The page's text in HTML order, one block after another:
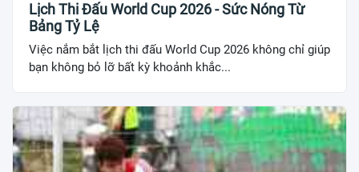
Lịch Thi Đấu World Cup 2026 - Sức Nóng Từ
Bảng Tỷ Lệ
Việc nắm bắt lịch thi đấu World Cup 2026 không chỉ giúp
bạn không bỏ lỡ bất kỳ khoảnh khắc...